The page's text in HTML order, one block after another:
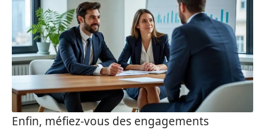
Enfin, méfiez-vous des engagements